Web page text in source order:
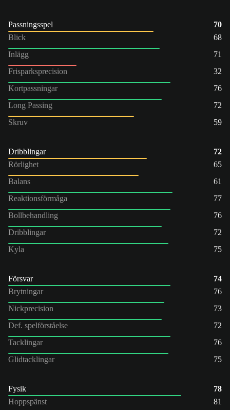
Passningsspel
70
Blick
68
Inlägg
71
Frisparksprecision
32
Kortpassningar
76
Long Passing
72
Skruv
59
Dribblingar
72
Rörlighet
65
Balans
61
Reaktionsförmåga
77
Bollbehandling
76
Dribblingar
72
Kyla
75
Försvar
74
Brytningar
76
Nickprecision
73
Def. spelförståelse
72
Tacklingar
76
Glidtacklingar
75
Fysik
78
Hoppspänst
81